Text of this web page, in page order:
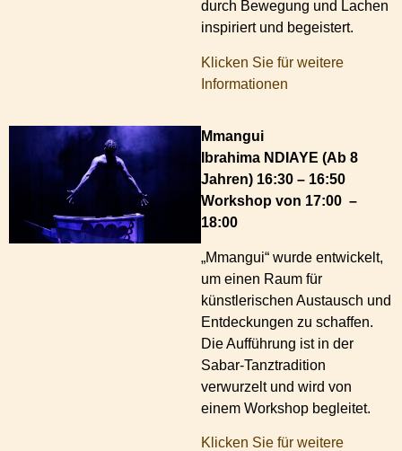
durch Bewegung und Lachen
inspiriert und begeistert.
Klicken Sie für weitere
Informationen
Mmangui
Ibrahima NDIAYE (Ab 8
Jahren) 16:30 – 16:50
Workshop von 17:00 –
18:00
„Mmangui“ wurde entwickelt,
um einen Raum für
künstlerischen Austausch und
Entdeckungen zu schaffen.
Die Aufführung ist in der
Sabar-Tanztradition
verwurzelt und wird von
einem Workshop begleitet.
Klicken Sie für weitere